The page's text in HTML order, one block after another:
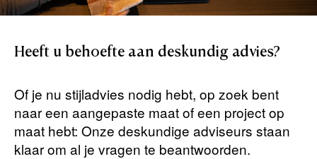
Heeft u behoefte aan deskundig advies?
Of je nu stijladvies nodig hebt, op zoek bent
naar een aangepaste maat of een project op
maat hebt: Onze deskundige adviseurs staan ​​
klaar om al je vragen te beantwoorden.